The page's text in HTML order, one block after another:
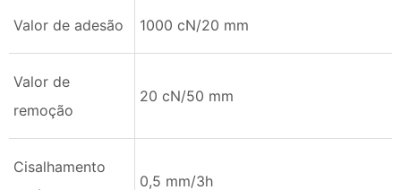
Valor de adesão 1000 cN/20 mm
Valor de
remoção
20 cN/50 mm
Cisalhamento
0,5 mm/3h